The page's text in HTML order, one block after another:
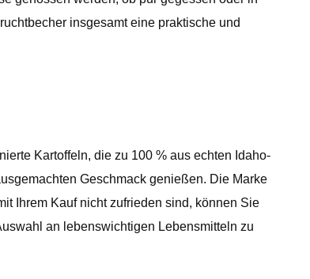
insgesamt eine praktische und
Kartoffeln, die zu 100 % aus echten Idaho-
Geschmack genießen. Die Marke
Ihrem Kauf nicht zufrieden sind, können Sie
an lebenswichtigen Lebensmitteln zu